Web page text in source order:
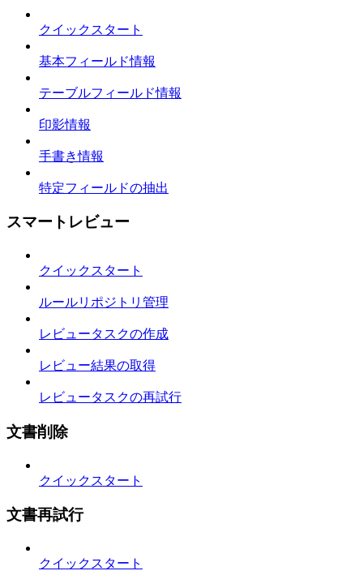
クイックスタート
基本フィールド情報
テーブルフィールド情報
印影情報
手書き情報
特定フィールドの抽出
スマートレビュー
クイックスタート
ルールリポジトリ管理
レビュータスクの作成
レビュー結果の取得
レビュータスクの再試行
文書削除
クイックスタート
文書再試行
クイックスタート